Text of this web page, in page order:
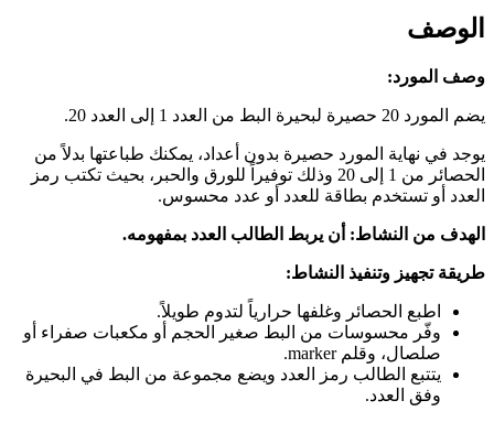
الوصف
وصف المورد:
يضم المورد 20 حصيرة لبحيرة البط من العدد 1 إلى العدد 20.
يوجد في نهاية المورد حصيرة بدون أعداد، يمكنك طباعتها بدلاً من
الحصائر من 1 إلى 20 وذلك توفيراً للورق والحبر، بحيث تكتب رمز
العدد أو تستخدم بطاقة للعدد أو عدد محسوس.
الهدف من النشاط: أن يربط الطالب العدد بمفهومه.
طريقة تجهيز وتنفيذ النشاط:
اطبع الحصائر وغلفها حرارياً لتدوم طويلاً.
وفّر محسوسات من البط صغير الحجم أو مكعبات صفراء أو
صلصال، وقلم marker.
يتتبع الطالب رمز العدد ويضع مجموعة من البط في البحيرة
وفق العدد.